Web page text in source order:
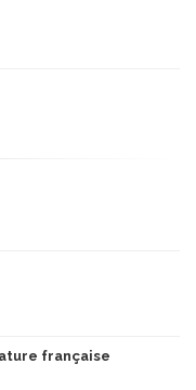
française